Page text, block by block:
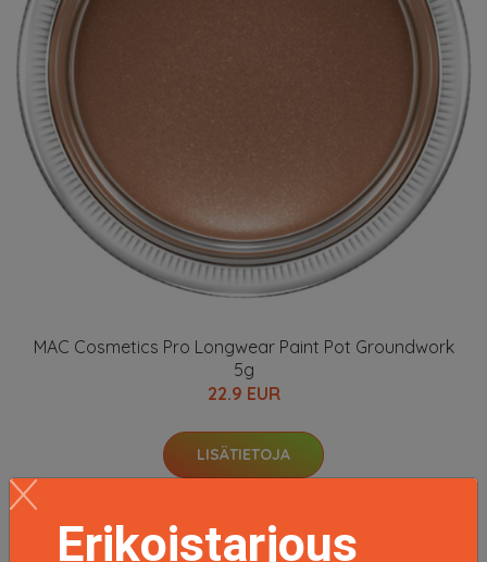
MAC Cosmetics Pro Longwear Paint Pot Groundwork
5g
22.9 EUR
LISÄTIETOJA
Erikoistarjous